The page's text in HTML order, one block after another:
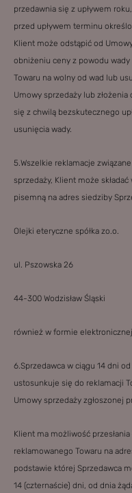
przedawnia się z upływem
przed upływem terminu
Klient może odstąpić od
obniżeniu ceny z powodu wady
Towaru na wolny od wad lub
Umowy sprzedaży lub
się z chwilą bezskutecznego
usunięcia wady.
5.Wszelkie reklamacje
sprzedaży, Klient może
pisemną na adres siedziby
Olejki eteryczne spółka zo.o.
ul. Pszowska 26
44-300 Wodzisław Śląski
również w formie
6.Sprzedawca w ciągu 14 dni
ustosunkuje się do reklamacji
Umowy sprzedaży zgłoszonej
Klient ma możliwość
reklamowanego Towaru na
podstawie której Sprzedawca
14 (czternaście) dni, od dnia